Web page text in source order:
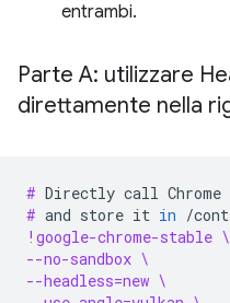
entrambi.
Parte A: utilizzare
direttamente nella
# Directly call Chrome
# and store it in
!google-chrome-stable \
--no-sandbox \
--headless=new \